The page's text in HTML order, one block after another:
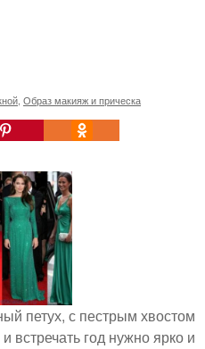
Образ макияж и прическа
петух, с пестрым хвостом
встречать год нужно ярко и